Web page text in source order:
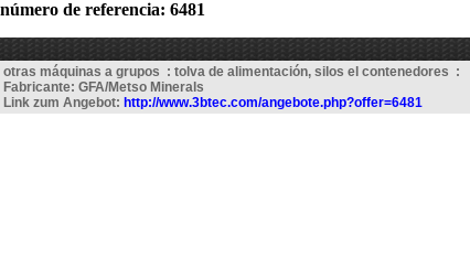
número de referencia: 6481
otras máquinas a grupos : tolva de alimentación, silos el contenedores :
Fabricante: GFA/Metso Minerals
Link zum Angebot: http://www.3btec.com/angebote.php?offer=6481